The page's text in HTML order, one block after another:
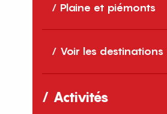
Plaine et piémonts
Voir les destinations
Activités